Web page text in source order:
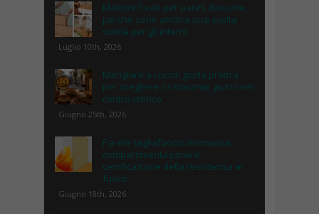
Mattoni forati per pareti divisorie:
perché sono ancora una scelta
solida per gli interni
Luglio 10th, 2026
Mangiare a Lucca: guida pratica
per scegliere il ristorante giusto nel
centro storico
Giugno 25th, 2026
Parete tagliafuoco: normativa,
compartimentazione e
certificazione della resistenza al
fuoco
Giugno 18th, 2026